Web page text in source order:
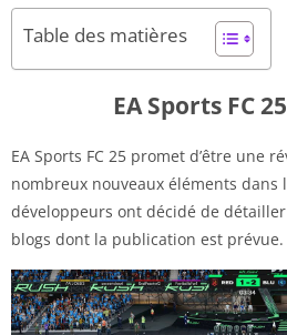
Table des matières
EA Sports FC
EA Sports FC 25 promet d’être une
nombreux nouveaux éléments dans
développeurs ont décidé de
blogs dont la publication est prévue.